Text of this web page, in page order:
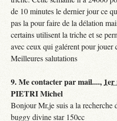
de 10 minutes le dernier jour ce
pas la pour faire de la délation
certains utilisent la triche et se
avec ceux qui galérent pour jouer
Meilleures salutations
9.Me contacter par mail...., 1er
PIETRI Michel
Bonjour Mr,je suis a la recherche
buggy divine star 150cc